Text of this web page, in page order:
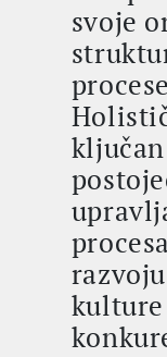
svoje